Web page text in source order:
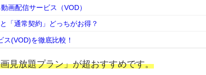
画配信サービス（VOD）
「通常契約」どっちがお得？
(VOD)を徹底比較！
見放題プラン」が超おすすめです。